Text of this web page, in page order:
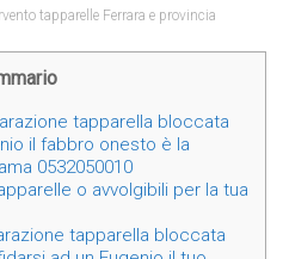
tapparelle Ferrara e provincia
tapparella bloccata
il fabbro onesto è la
0532050010
o avvolgibili per la tua
tapparella bloccata